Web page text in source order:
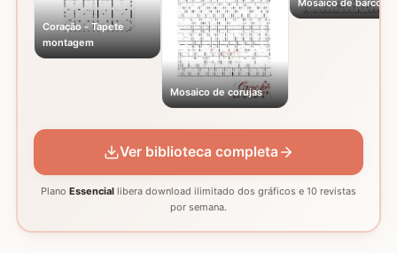
Coração - Tapete
montagem
Mosaico de corujas
Ver biblioteca completa
Plano Essencial libera download ilimitado dos gráficos e 10 revistas
por semana.